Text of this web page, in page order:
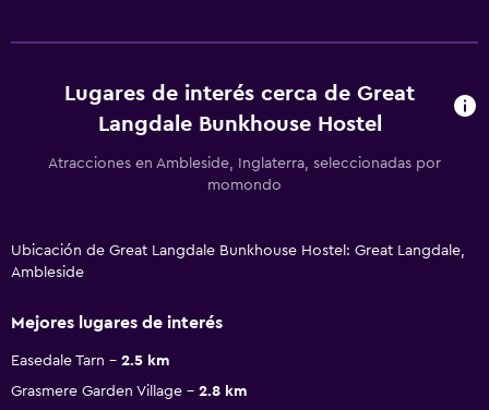
Lugares de interés cerca de Great
Langdale Bunkhouse Hostel
Atracciones en Ambleside, Inglaterra, seleccionadas por
momondo
Ubicación de Great Langdale Bunkhouse Hostel: Great Langdale,
Ambleside
Mejores lugares de interés
Easedale Tarn
2.5 km
Grasmere Garden Village
2.8 km